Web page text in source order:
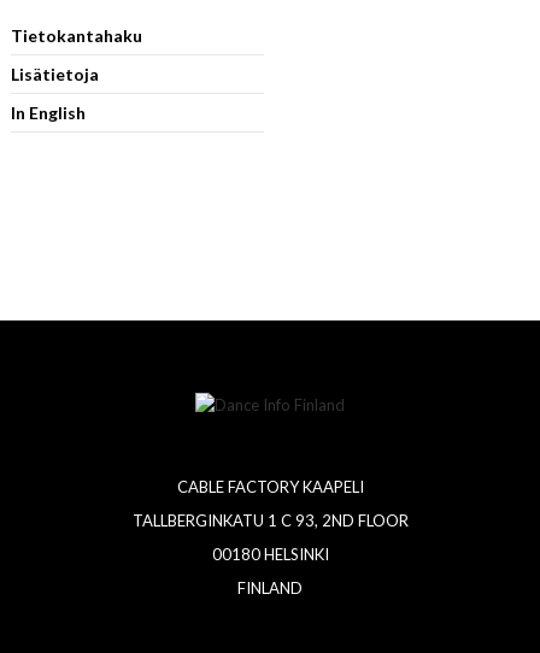
Tietokantahaku
Lisätietoja
In English
CABLE FACTORY KAAPELI
TALLBERGINKATU 1 C 93, 2ND FLOOR
00180 HELSINKI
FINLAND